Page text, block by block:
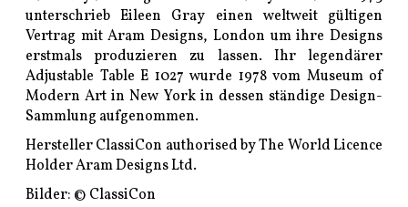
unterschrieb Eileen Gray einen weltweit gültigen
Vertrag mit Aram Designs, London um ihre Designs
erstmals produzieren zu lassen. Ihr legendärer
Adjustable Table E 1027 wurde 1978 vom Museum of
Modern Art in New York in dessen ständige Design-
Sammlung aufgenommen.
Hersteller ClassiCon authorised by The World Licence
Holder Aram Designs Ltd.
Bilder: © ClassiCon